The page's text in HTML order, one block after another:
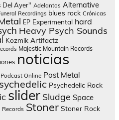
Del Ayer" Adelantos Alternative
Recordings blues rock Crónicas
EP Experimental hard
Heavy Psych Sounds
Kozmik Artifactz
Majestic Mountain Records
noticias
Podcast Online Post Metal
Psychedelic Rock
slider Sludge Space
Records Stoner Stoner Rock